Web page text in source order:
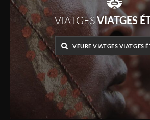
VIATGESVIATGES
VEURE VIATGES VIATGES